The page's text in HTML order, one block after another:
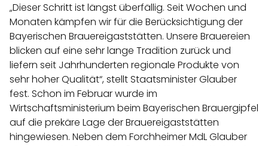
„Dieser Schritt ist längst überfällig. Seit Wochen und
Monaten kämpfen wir für die Berücksichtigung der
Bayerischen Brauereigaststätten. Unsere Brauereien
blicken auf eine sehr lange Tradition zurück und
liefern seit Jahrhunderten regionale Produkte von
sehr hoher Qualität“, stellt Staatsminister Glauber
fest. Schon im Februar wurde im
Wirtschaftsministerium beim Bayerischen Brauergipfel
auf die prekäre Lage der Brauereigaststätten
hingewiesen. Neben dem Forchheimer MdL Glauber